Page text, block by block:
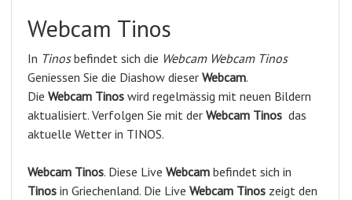
Webcam Tinos
In Tinosbefindet sich die Webcam Webcam Tinos
Geniessen Sie die Diashow dieser Webcam.
Die Webcam Tinos wird regelmässig mit neuen Bildern
aktualisiert. Verfolgen Sie mit der Webcam Tinos das
aktuelle Wetter in TINOS.
Webcam Tinos. Diese Live Webcam befindet sich in
Tinos in Griechenland. Die Live Webcam Tinos zeigt den